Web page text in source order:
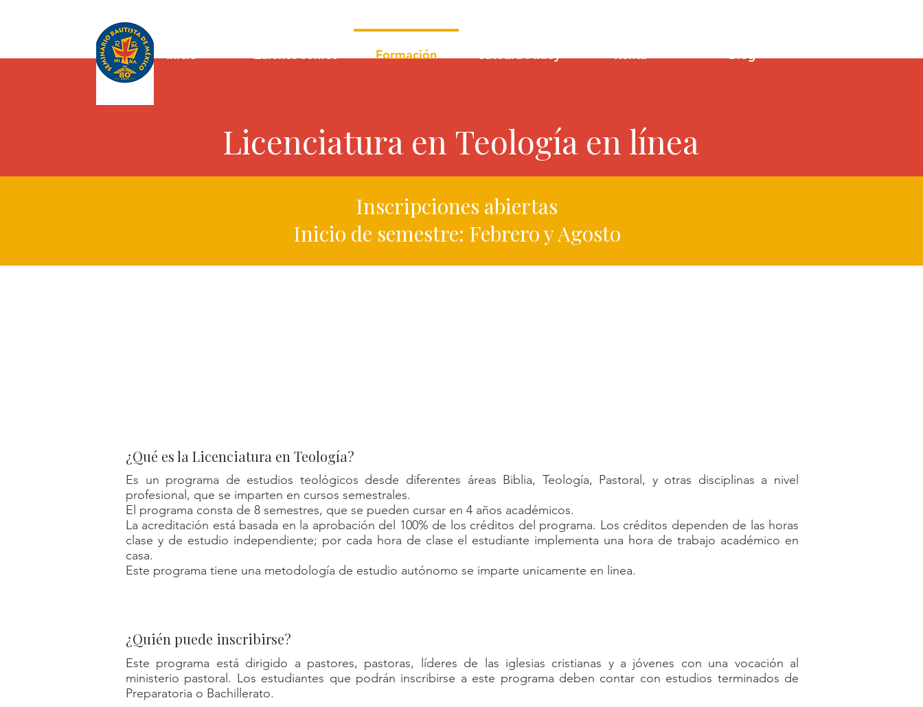
Inicio Quiénes somos Formación Cátedra Pixley Renta Blog
Licenciatura en Teología en línea
Inscripciones abiertas
Inicio de semestre: Febrero y Agosto
¿Qué es la Licenciatura en Teología?
Es un programa de estudios teológicos desde diferentes áreas Biblia, Teología, Pastoral, y otras disciplinas a nivel
profesional, que se imparten en cursos semestrales.
El programa consta de 8 semestres, que se pueden cursar en 4 años académicos.
La acreditación está basada en la aprobación del 100% de los créditos del programa. Los créditos dependen de las horas
clase y de estudio independiente; por cada hora de clase el estudiante implementa una hora de trabajo académico en
casa.
Este programa tiene una metodología de estudio autónomo se imparte unicamente en linea.
¿Quién puede inscribirse?
Este programa está dirigido a pastores, pastoras, líderes de las iglesias cristianas y a jóvenes con una vocación al
ministerio pastoral. Los estudiantes que podrán inscribirse a este programa deben contar con estudios terminados de
Preparatoria o Bachillerato.